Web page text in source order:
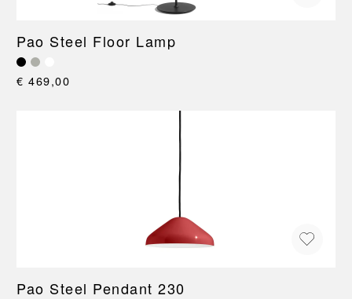
Pao Steel Floor Lamp
€ 469,00
Pao Steel Pendant 230